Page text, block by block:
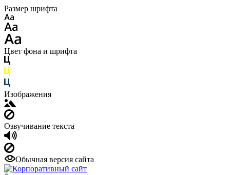
Размер шрифта
Цвет фона и шрифта
Изображения
Озвучивание текста
Обычная версия сайта